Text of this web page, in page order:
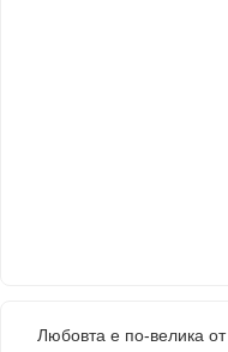
Любовта е по-велика от